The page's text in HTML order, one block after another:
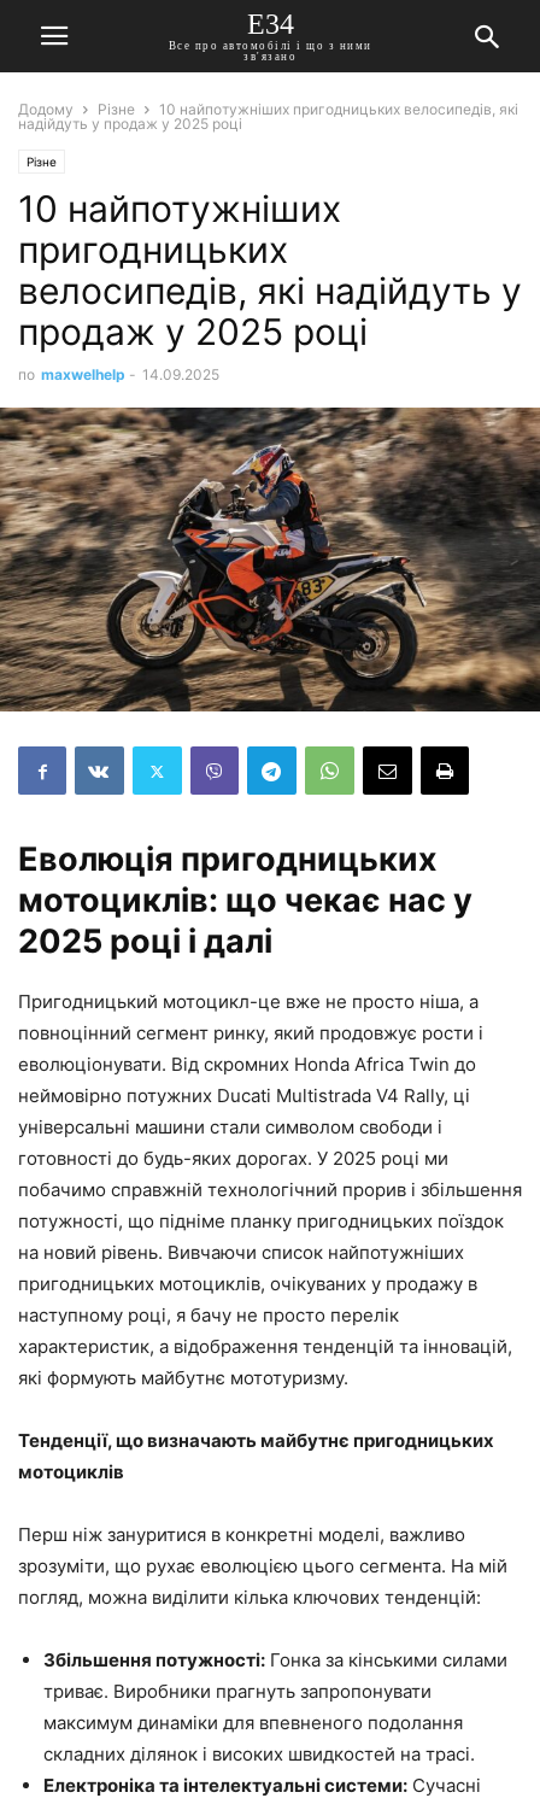
E34
Все про автомобілі і що з ними
зв'язано
Додому Різне
10 найпотужніших пригодницьких велосипедів, які
надійдуть у продаж у 2025 році
Різне
10 найпотужніших
пригодницьких
велосипедів, які надійдуть у
продаж у 2025 році
по maxwelhelp - 14.09.2025
Еволюція пригодницьких
мотоциклів: що чекає нас у
2025 році і далі
Пригодницький мотоцикл-це вже не просто ніша, а
повноцінний сегмент ринку, який продовжує рости і
еволюціонувати. Від скромних Honda Africa Twin до
неймовірно потужних Ducati Multistrada V4 Rally, ці
універсальні машини стали символом свободи і
готовності до будь-яких дорогах. У 2025 році ми
побачимо справжній технологічний прорив і збільшення
потужності, що підніме планку пригодницьких поїздок
на новий рівень. Вивчаючи список найпотужніших
пригодницьких мотоциклів, очікуваних у продажу в
наступному році, я бачу не просто перелік
характеристик, а відображення тенденцій та інновацій,
які формують майбутнє мототуризму.
Тенденції, що визначають майбутнє пригодницьких
мотоциклів
Перш ніж зануритися в конкретні моделі, важливо
зрозуміти, що рухає еволюцією цього сегмента. На мій
погляд, можна виділити кілька ключових тенденцій:
Збільшення потужності: Гонка за кінськими силами
триває. Виробники прагнуть запропонувати
максимум динаміки для впевненого подолання
складних ділянок і високих швидкостей на трасі.
Електроніка та інтелектуальні системи: Сучасні